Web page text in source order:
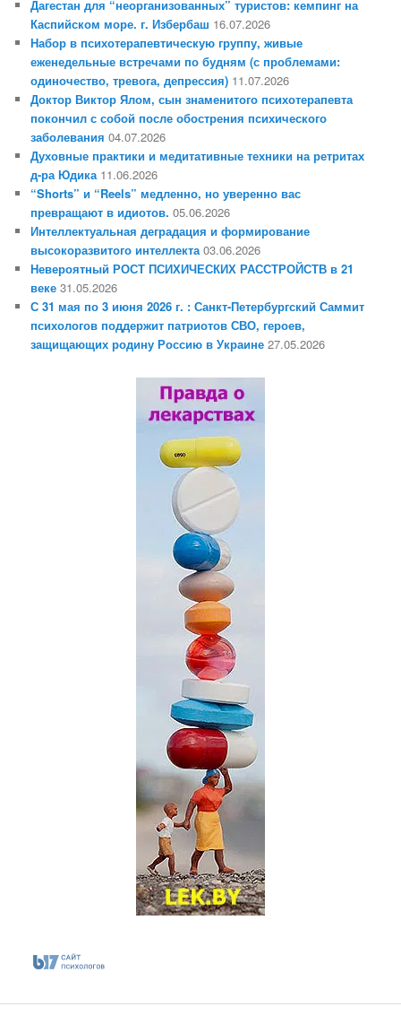
Дагестан для “неорганизованных” туристов: кемпинг на
Каспийском море. г. Избербаш 16.07.2026
Набор в психотерапевтическую группу, живые
еженедельные встречами по будням (с проблемами:
одиночество, тревога, депрессия) 11.07.2026
Доктор Виктор Ялом, сын знаменитого психотерапевта
покончил с собой после обострения психического
заболевания 04.07.2026
Духовные практики и медитативные техники на ретритах
д-ра Юдика 11.06.2026
“Shorts” и “Reels” медленно, но уверенно вас
превращают в идиотов. 05.06.2026
Интеллектуальная деградация и формирование
высокоразвитого интеллекта 03.06.2026
Невероятный РОСТ ПСИХИЧЕСКИХ РАССТРОЙСТВ в 21
веке 31.05.2026
С 31 мая по 3 июня 2026 г. : Санкт-Петербургский Саммит
психологов поддержит патриотов СВО, героев,
защищающих родину Россию в Украине 27.05.2026